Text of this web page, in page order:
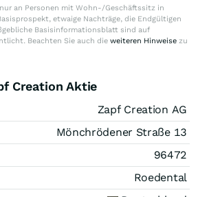
an Personen mit Wohn-/Geschäftssitz in
etwaige Nachträge, die Endgültigen
Basisinformationsblatt sind auf
Beachten Sie auch die weiteren Hinweise zu
Creation Aktie
Zapf Creation AG
Mönchrödener Straße 13
96472
Roedental